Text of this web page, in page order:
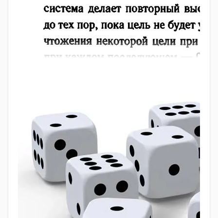
России, 2 спортсмена из Норвегии и 5
спортсменов из Швеции. (13+2+5=20 участников).
Порядок, в котором спортсмены стартуют,
определяется жребием. Найдите вероятность того,
что первым будет стартовать спортсмен из
Норвегии или Швеции (2+5=7 участников).
монетку, чтобы определить, какая из команд будет
первой владеть мячом. Команда
должна сыграть
два матча — с командой
и с командойС. Найдите
вероятность того, что в обоих матчах первой
мячом будет владеть команда
А.
Задача 3. Пазл с машиной